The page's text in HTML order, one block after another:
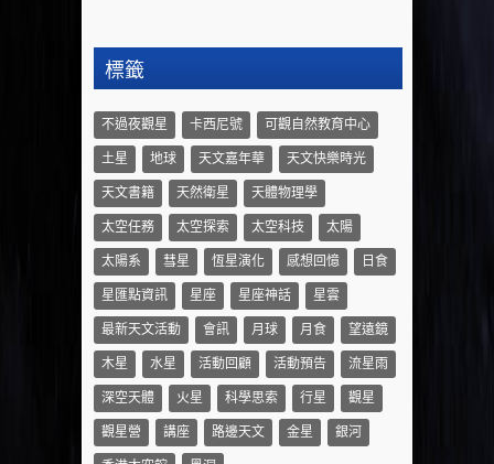
標籤
不過夜觀星 卡西尼號 可觀自然教育中心
土星 地球 天文嘉年華 天文快樂時光
天文書籍 天然衛星 天體物理學
太空任務 太空探索 太空科技 太陽
太陽系 彗星 恆星演化 感想回憶 日食
星匯點資訊 星座 星座神話 星雲
最新天文活動 會訊 月球 月食 望遠鏡
木星 水星 活動回顧 活動預告 流星雨
深空天體 火星 科學思索 行星 觀星
觀星營 講座 路邊天文 金星 銀河